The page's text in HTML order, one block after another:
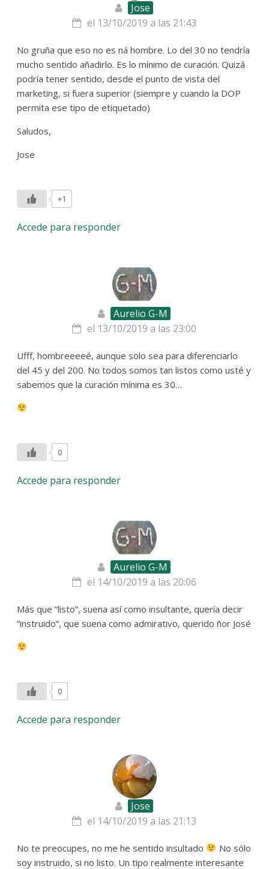
Jose
el 13/10/2019 a las 21:43
No gruña que eso no es ná hombre. Lo del 30 no tendría
mucho sentido añadirlo. Es lo mínimo de curación. Quizá
podría tener sentido, desde el punto de vista del
marketing, si fuera superior (siempre y cuando la DOP
permita ese tipo de etiquetado)
Saludos,
Jose
+1
Accede para responder
Aurelio G-M
el 13/10/2019 a las 23:00
Ufff, hombreeeeé, aunque solo sea para diferenciarlo
del 45 y del 200. No todos somos tan listos como usté y
sabemos que la curación mínima es 30…
0
Accede para responder
Aurelio G-M
el 14/10/2019 a las 20:06
Más que “listo”, suena así como insultante, quería decir
“instruido”, que suena como admirativo, querido ñor José
0
Accede para responder
Jose
el 14/10/2019 a las 21:13
No te preocupes, no me he sentido insultado
No sólo
soy instruido, si no listo. Un tipo realmente interesante